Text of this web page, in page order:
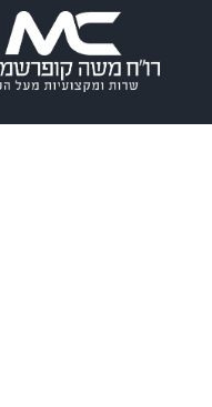
מֻפְעֶלֶת